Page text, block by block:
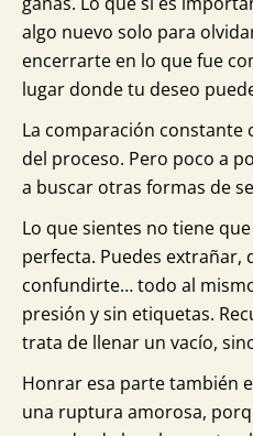
algo nuevo solo para
encerrarte en lo que fue
lugar donde tu deseo
La comparación
del proceso. Pero poco a
a buscar otras formas de
Lo que sientes no tiene
perfecta. Puedes extrañar,
confundirte… todo al
presión y sin etiquetas.
trata de llenar un vacío,
Honrar esa parte también
una ruptura amorosa,